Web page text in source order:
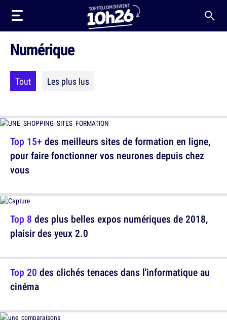
Numérique
Tout Les plus lus
Top 15+ des meilleurs sites de formation en ligne,
pour faire fonctionner vos neurones depuis chez
vous
Top 8 des plus belles expos numériques de 2018,
plaisir des yeux 2.0
Top 20 des clichés tenaces dans l'informatique au
cinéma